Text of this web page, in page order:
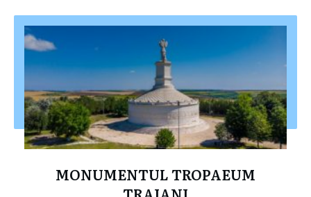
MONUMENTUL TROPAEUM